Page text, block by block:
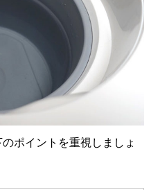
ポイントを重視しましょ